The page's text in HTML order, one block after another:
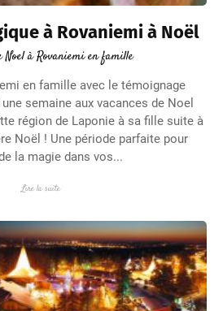
à Rovaniemi à Noël
Noel à Rovaniemi en famille
en famille avec le témoignage
semaine aux vacances de Noel
région de Laponie à sa fille suite à
Noël ! Une période parfaite pour
la magie dans vos...
Lire la suite